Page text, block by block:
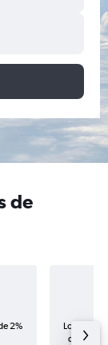
de
2%
Los
de